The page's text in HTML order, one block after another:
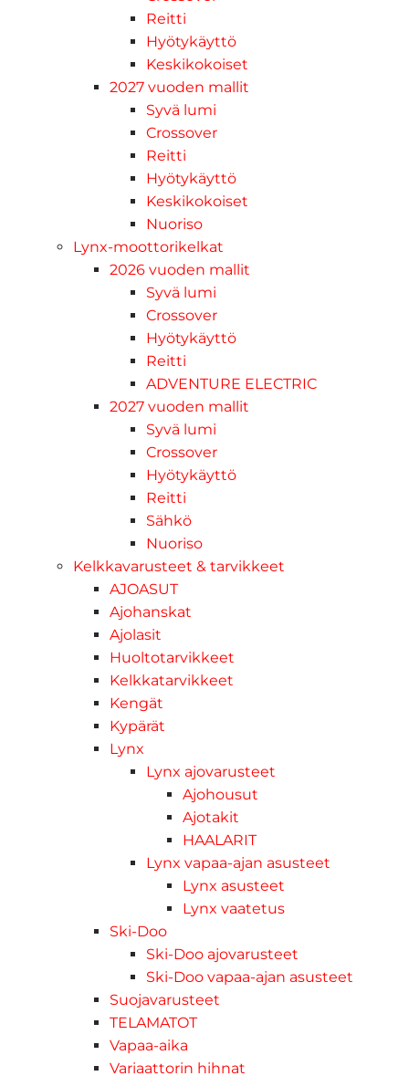
Reitti
Hyötykäyttö
Keskikokoiset
2027 vuoden mallit
Syvä lumi
Crossover
Reitti
Hyötykäyttö
Keskikokoiset
Nuoriso
Lynx-moottorikelkat
2026 vuoden mallit
Syvä lumi
Crossover
Hyötykäyttö
Reitti
ADVENTURE ELECTRIC
2027 vuoden mallit
Syvä lumi
Crossover
Hyötykäyttö
Reitti
Sähkö
Nuoriso
Kelkkavarusteet & tarvikkeet
AJOASUT
Ajohanskat
Ajolasit
Huoltotarvikkeet
Kelkkatarvikkeet
Kengät
Kypärät
Lynx
Lynx ajovarusteet
Ajohousut
Ajotakit
HAALARIT
Lynx vapaa-ajan asusteet
Lynx asusteet
Lynx vaatetus
Ski-Doo
Ski-Doo ajovarusteet
Ski-Doo vapaa-ajan asusteet
Suojavarusteet
TELAMATOT
Vapaa-aika
Variaattorin hihnat